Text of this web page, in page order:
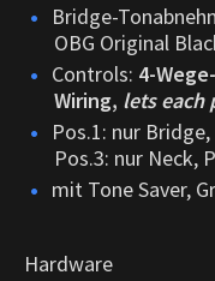
Bridge-
OBG Original
Controls: 4-
Wiring, lets each
Pos.1: nur
Pos.3: nur Neck,
mit Tone Saver,
Hardware